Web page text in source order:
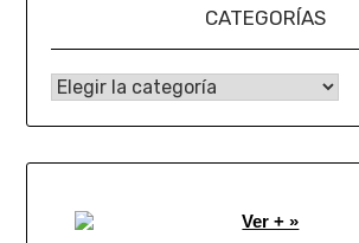
CATEGORÍAS
CATEGORÍAS
Ver + »